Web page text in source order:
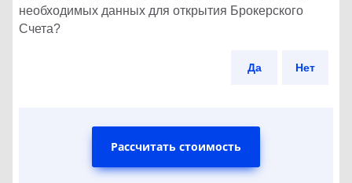
необходимых данных для открытия Брокерского
Счета?
Да Нет
Рассчитать стоимость